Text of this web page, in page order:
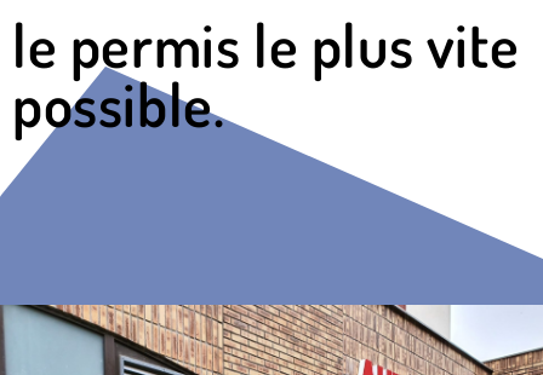
le permis le plus vite
possible.